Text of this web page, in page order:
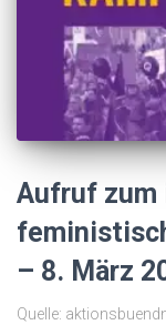
Aufruf zum
– 8. März
Quelle: